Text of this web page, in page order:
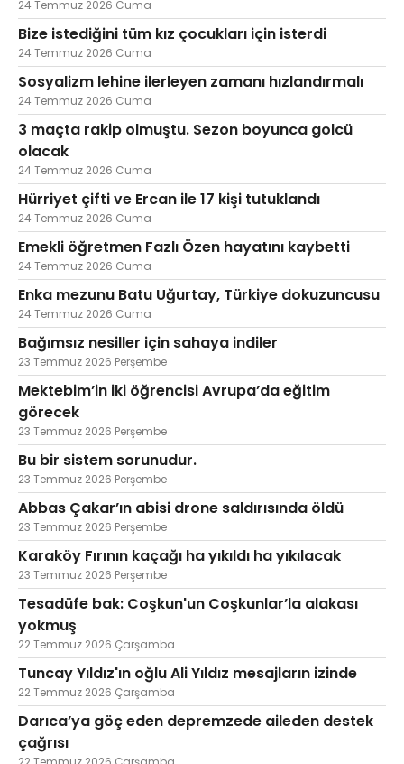
24 Temmuz 2026 Cuma
Bize istediğini tüm kız çocukları için isterdi
24 Temmuz 2026 Cuma
Sosyalizm lehine ilerleyen zamanı hızlandırmalı
24 Temmuz 2026 Cuma
3 maçta rakip olmuştu. Sezon boyunca golcü
olacak
24 Temmuz 2026 Cuma
Hürriyet çifti ve Ercan ile 17 kişi tutuklandı
24 Temmuz 2026 Cuma
Emekli öğretmen Fazlı Özen hayatını kaybetti
24 Temmuz 2026 Cuma
Enka mezunu Batu Uğurtay, Türkiye dokuzuncusu
24 Temmuz 2026 Cuma
Bağımsız nesiller için sahaya indiler
23 Temmuz 2026 Perşembe
Mektebim’in iki öğrencisi Avrupa’da eğitim
görecek
23 Temmuz 2026 Perşembe
Bu bir sistem sorunudur.
23 Temmuz 2026 Perşembe
Abbas Çakar’ın abisi drone saldırısında öldü
23 Temmuz 2026 Perşembe
Karaköy Fırının kaçağı ha yıkıldı ha yıkılacak
23 Temmuz 2026 Perşembe
Tesadüfe bak: Coşkun'un Coşkunlar’la alakası
yokmuş
22 Temmuz 2026 Çarşamba
Tuncay Yıldız'ın oğlu Ali Yıldız mesajların izinde
22 Temmuz 2026 Çarşamba
Darıca’ya göç eden depremzede aileden destek
çağrısı